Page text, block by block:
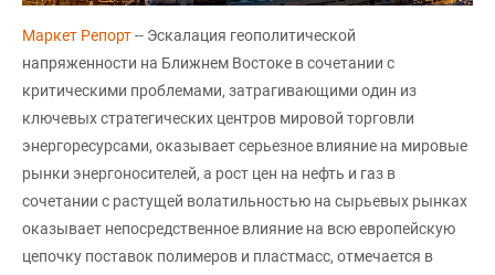
Маркет Репорт-- Эскалация геополитической
напряженности на Ближнем Востоке в сочетании с
критическими проблемами, затрагивающими один из
ключевых стратегических центров мировой торговли
энергоресурсами, оказывает серьезное влияние на мировые
рынки энергоносителей, а рост цен на нефть и газ в
сочетании с растущей волатильностью на сырьевых рынках
оказывает непосредственное влияние на всю европейскую
цепочку поставок полимеров и пластмасс, отмечается в